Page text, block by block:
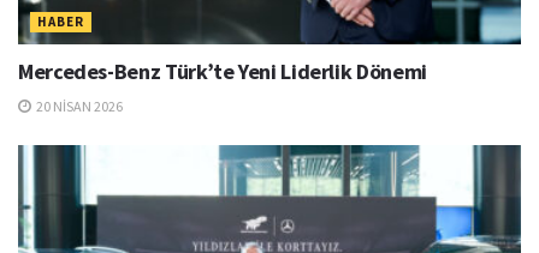
HABER
Mercedes-Benz Türk’te Yeni Liderlik Dönemi
20 NISAN 2026